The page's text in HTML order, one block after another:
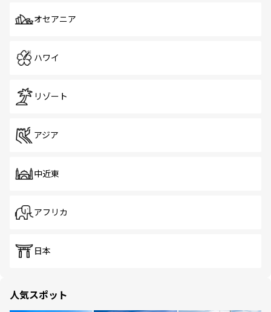
オセアニア
ハワイ
リゾート
アジア
中近東
アフリカ
日本
人気スポット